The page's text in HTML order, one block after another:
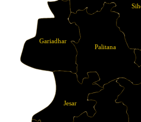
Gariadhar
Palitana
Jesar